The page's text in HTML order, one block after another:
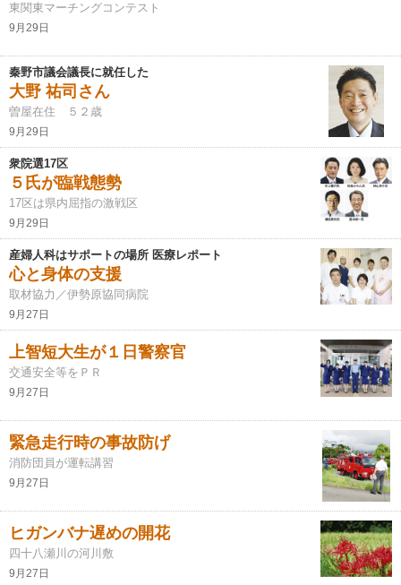
東関東マーチングコンテスト
9月29日
秦野市議会議長に就任した
大野 祐司さん
曽屋在住 ５２歳
9月29日
衆院選17区
５氏が臨戦態勢
17区は県内屈指の激戦区
9月29日
産婦人科はサポートの場所 医療レポート
心と身体の支援
取材協力／伊勢原協同病院
9月27日
上智短大生が１日警察官
交通安全等をＰＲ
9月27日
緊急走行時の事故防げ
消防団員が運転講習
9月27日
ヒガンバナ遅めの開花
四十八瀬川の河川敷
9月27日